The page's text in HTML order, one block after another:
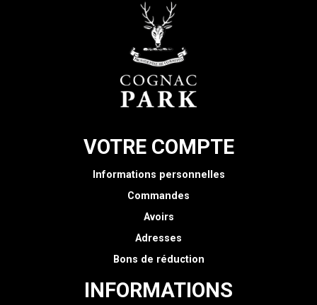
VOTRE COMPTE
Informations personnelles
Commandes
Avoirs
Adresses
Bons de réduction
INFORMATIONS